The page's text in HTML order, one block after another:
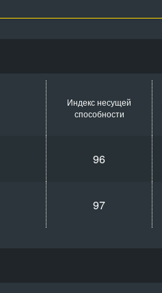
Индекс несущей
способности
96
97